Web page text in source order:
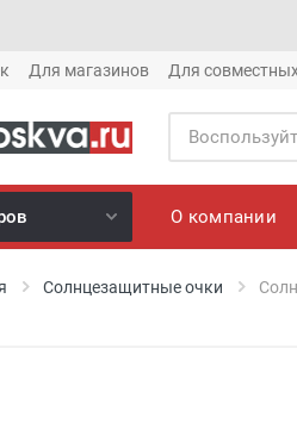
Для магазинов Для
(1621)
О компании
Солнцезащитные очки